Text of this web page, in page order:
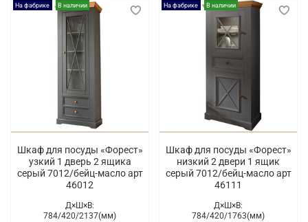
На фабрике В наличии
Шкаф для посуды «Форест»
узкий 1 дверь 2 ящика
серый 7012/бейц-масло арт
46012
Д×Ш×В:
784/420/2137(мм)
На фабрике В наличии
Шкаф для посуды «Форест»
низкий 2 двери 1 ящик
серый 7012/бейц-масло арт
46111
Д×Ш×В:
784/420/1763(мм)